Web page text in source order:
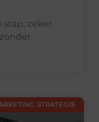
stap, zeker
STRATEGIE